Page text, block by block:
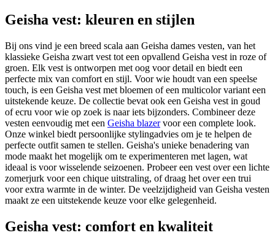
Geisha vest: kleuren en stijlen
Bij ons vind je een breed scala aan Geisha dames vesten, van het
klassieke Geisha zwart vest tot een opvallend Geisha vest in roze of
groen. Elk vest is ontworpen met oog voor detail en biedt een
perfecte mix van comfort en stijl. Voor wie houdt van een speelse
touch, is een Geisha vest met bloemen of een multicolor variant een
uitstekende keuze. De collectie bevat ook een Geisha vest in goud
of ecru voor wie op zoek is naar iets bijzonders. Combineer deze
vesten eenvoudig met een Geisha blazervoor een complete look.
Onze winkel biedt persoonlijke stylingadvies om je te helpen de
perfecte outfit samen te stellen. Geisha's unieke benadering van
mode maakt het mogelijk om te experimenteren met lagen, wat
ideaal is voor wisselende seizoenen. Probeer een vest over een lichte
zomerjurk voor een chique uitstraling, of draag het over een trui
voor extra warmte in de winter. De veelzijdigheid van Geisha vesten
maakt ze een uitstekende keuze voor elke gelegenheid.
Geisha vest: comfort en kwaliteit